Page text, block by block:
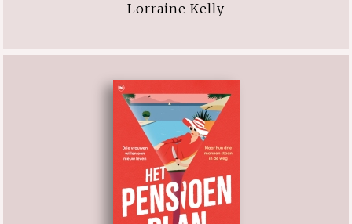
Lorraine Kelly